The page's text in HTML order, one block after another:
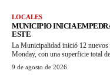
LOCALES
MUNICIPIO INICIA
ESTE
La Municipalidad inició 12 nuevos
Monday, con una superficie total
9 de agosto de 2026